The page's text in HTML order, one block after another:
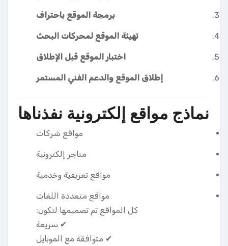
برمجة الموقع باحتراف
تهيئة الموقع لمحركات البحث
اختبار الموقع قبل الإطلاق
إطلاق الموقع والدعم الفني المستمر
نماذج مواقع إلكترونية نفذناها
مواقع شركات
متاجر إلكترونية
مواقع تعريفية وخدمية
مواقع متعددة اللغات
كل المواقع تم تصميمها لتكون:
✔ سريعة
✔ متوافقة مع الموبايل